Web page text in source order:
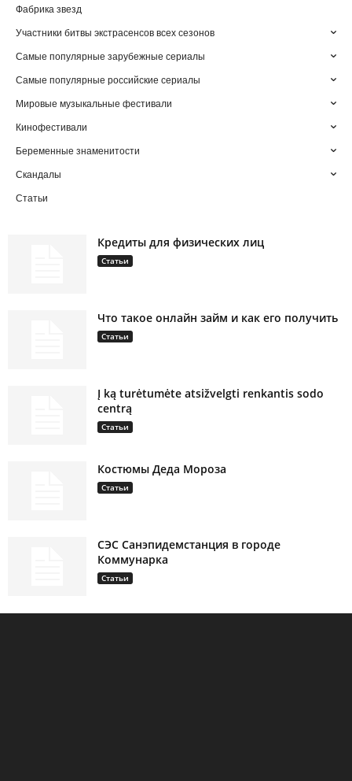
Фабрика звезд
Участники битвы экстрасенсов всех сезонов
Самые популярные зарубежные сериалы
Самые популярные российские сериалы
Мировые музыкальные фестивали
Кинофестивали
Беременные знаменитости
Скандалы
Статьи
Кредиты для физических лиц
Статьи
Что такое онлайн займ и как его получить
Статьи
Į ką turėtumėte atsižvelgti renkantis sodo
centrą
Статьи
Костюмы Деда Мороза
Статьи
СЭС Санэпидемстанция в городе
Коммунарка
Статьи